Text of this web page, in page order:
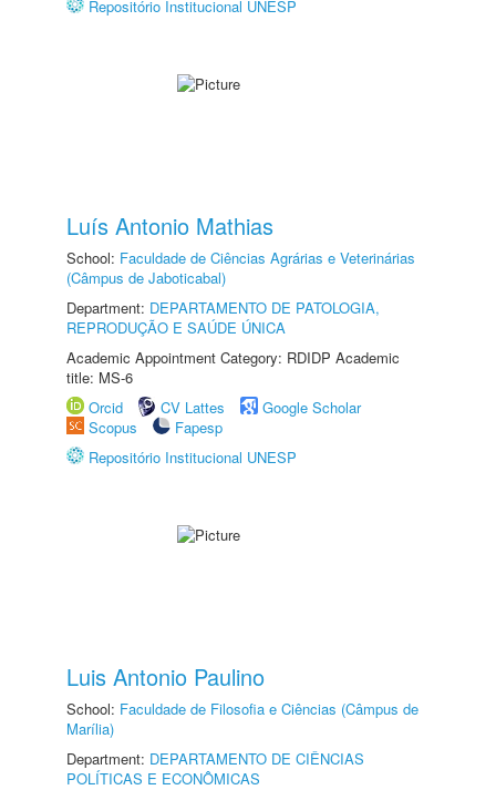
Repositório Institucional UNESP
Luís Antonio Mathias
School: Faculdade de Ciências Agrárias e Veterinárias
(Câmpus de Jaboticabal)
Department: DEPARTAMENTO DE PATOLOGIA,
REPRODUÇÃO E SAÚDE ÚNICA
Academic Appointment Category: RDIDP Academic
title: MS-6
Orcid
CV Lattes
Google Scholar
Scopus
Fapesp
Repositório Institucional UNESP
Luis Antonio Paulino
School: Faculdade de Filosofia e Ciências (Câmpus de
Marília)
Department: DEPARTAMENTO DE CIÊNCIAS
POLÍTICAS E ECONÔMICAS